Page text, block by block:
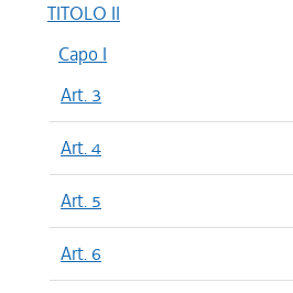
TITOLO II
Capo I
Art. 3
Art. 4
Art. 5
Art. 6